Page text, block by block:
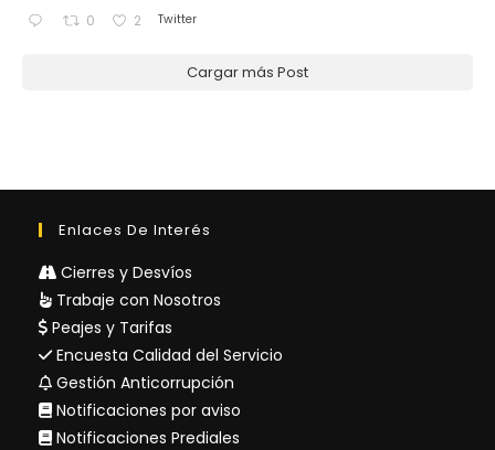
0 2 Twitter
Cargar más Post
Enlaces De Interés
Cierres y Desvíos
Trabaje con Nosotros
Peajes y Tarifas
Encuesta Calidad del Servicio
Gestión Anticorrupción
Notificaciones por aviso
Notificaciones Prediales